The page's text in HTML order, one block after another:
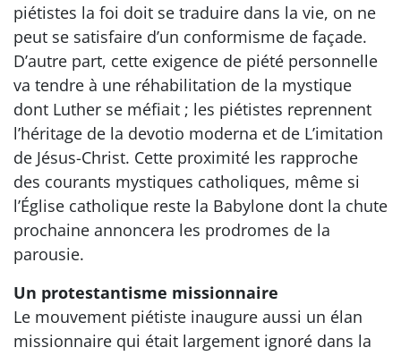
piétistes la foi doit se traduire dans la vie, on ne
peut se satisfaire d’un conformisme de façade.
D’autre part, cette exigence de piété personnelle
va tendre à une réhabilitation de la mystique
dont Luther se méfiait ; les piétistes reprennent
l’héritage de la devotio moderna et de L’imitation
de Jésus-Christ. Cette proximité les rapproche
des courants mystiques catholiques, même si
l’Église catholique reste la Babylone dont la chute
prochaine annoncera les prodromes de la
parousie.
Un protestantisme missionnaire
Le mouvement piétiste inaugure aussi un élan
missionnaire qui était largement ignoré dans la